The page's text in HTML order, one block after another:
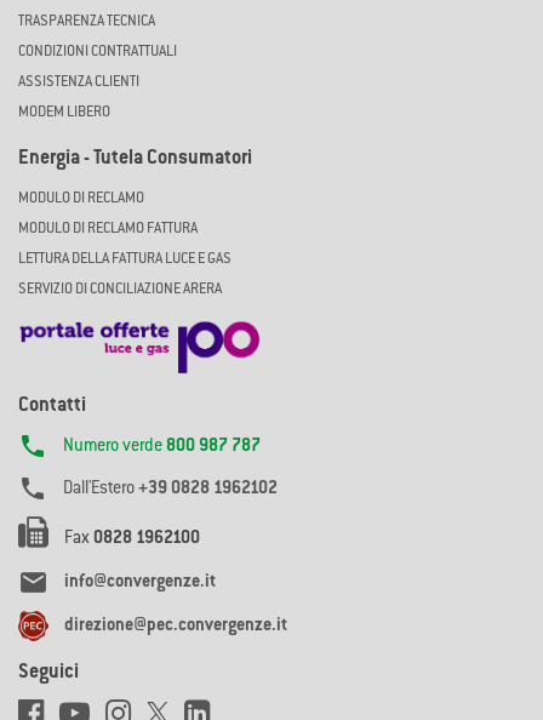
TRASPARENZA TECNICA
CONDIZIONI CONTRATTUALI
ASSISTENZA CLIENTI
MODEM LIBERO
Energia - Tutela Consumatori
MODULO DI RECLAMO
MODULO DI RECLAMO FATTURA
LETTURA DELLA FATTURA LUCE E GAS
SERVIZIO DI CONCILIAZIONE ARERA
Contatti
 Numero verde 800 987 787
 Dall'Estero +39 0828 1962102
Fax 0828 1962100
 info@convergenze.it
direzione@pec.convergenze.it
Seguici